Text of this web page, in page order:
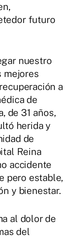
futuro
nuestro
mejores
a
de
de 31 años,
herida y
de
Reina
accidente
pero estable,
y bienestar.
al dolor de
del